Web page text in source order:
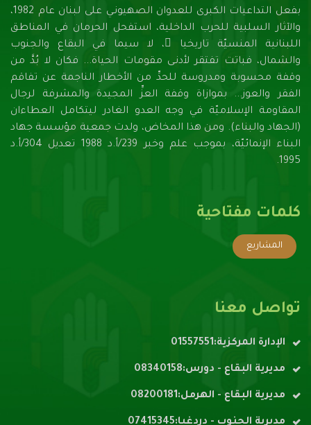
بفعل التداعيات الكبرى للعدوان الصهيونـي على لبنان عام 1982،
والآثار السلبية للحرب الداخلية، استفحل الحرمان في المناطق
اللبنانية المنسيّة تاريخيا ً، لا سيما في البقاع والجنوب
والشمال، فباتت تفتقر لأدنـى مقومات الحياة... فكان لا بُدَّ من
وقفة محسوبة ومدروسة للحدِّ من الأخطار الناجمة عن تفاقم
الفقر والعوز... بموازاة وقفة العزِّ المجيدة والمشرفة لرجال
المقاومة الإسلاميّة في وجه العدو الغادر ليتكامل العطاءان
(الجهاد والبناء). ومن هذا المخاض، ولدت جمعية مؤسسة جهاد
البناء الإنمائيّة، بموجب علم وخبر 239/أ.د 1988 تعديل 304/أ.د
1995.
كلمات مفتاحية
المشاريع
تواصل معنا
الإدارة المركزية:01557551
مديرية البقاع - دورس:08340158
مديرية البقاع - الهرمل:08200181
مديرية الجنوب - دردغيا:07415345